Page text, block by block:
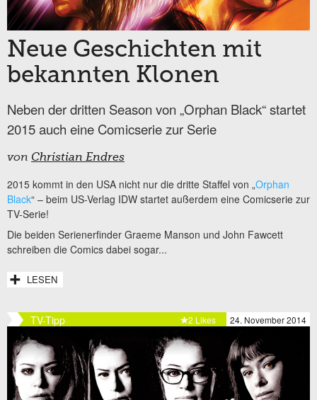
Neue Geschichten mit
bekannten Klonen
Neben der dritten Season von „Orphan Black“ startet
2015 auch eine Comicserie zur Serie
von Christian Endres
2015 kommt in den USA nicht nur die dritte Staffel von „Orphan
Black“ – beim US-Verlag IDW startet außerdem eine Comicserie zur
TV-Serie!
Die beiden Serienerfinder Graeme Manson und John Fawcett
schreiben die Comics dabei sogar...
LESEN
TV-Tipp 24. November 2014
2 Likes